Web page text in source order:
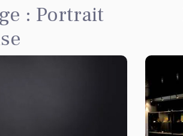
: Portrait